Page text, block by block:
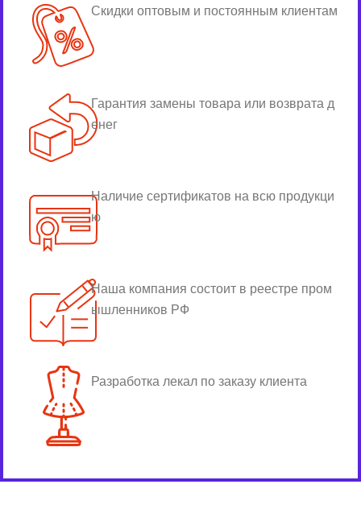
Скидки оптовым и постоянным клиентам
Гарантия замены товара или возврата д
енег
Наличие сертификатов на всю продукци
ю
Наша компания состоит в реестре пром
ышленников РФ
Разработка лекал по заказу клиента